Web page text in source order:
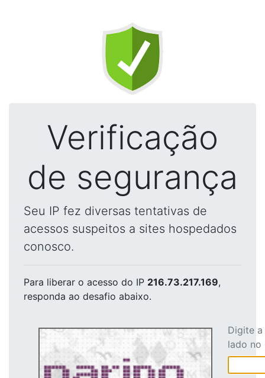
Verificação
de segurança
Seu IP fez diversas tentativas de
acessos suspeitos a sites hospedados
conosco.
Para liberar o acesso do IP 216.73.217.169,
responda ao desafio abaixo.
Digite
lado no